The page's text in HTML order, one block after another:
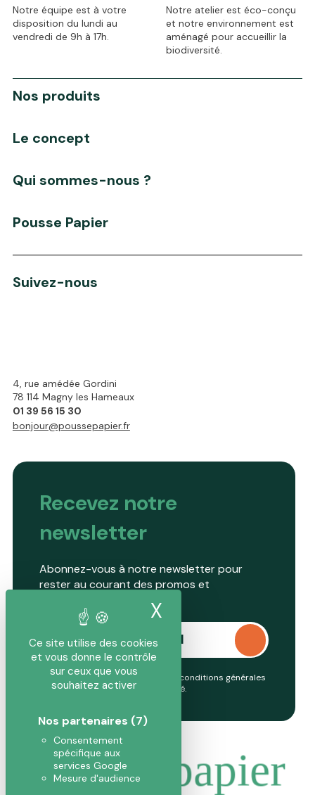
Ce site utilise des cookies
et vous donne le contrôle
sur ceux que vous
souhaitez activer
Nos partenaires (7)
Consentement
spécifique aux
services Google
Mesure d'audience
X
Notre équipe est à votre
disposition du lundi au
vendredi de 9h à 17h.
Notre atelier est éco-conçu
et notre environnement est
aménagé pour accueillir la
biodiversité.
4, rue amédée Gordini
78 114 Magny les Hameaux
01 39 56 15 30
bonjour@poussepapier.fr
Recevez notre
newsletter
Abonnez-vous à notre newsletter pour
rester au courant des promos et
En continuant, vous acceptez nos conditions générales
et notrepolitique de confidentialité.
Nos produits
Le concept
Qui sommes-nous ?
Pousse Papier
Suivez-nous
papier